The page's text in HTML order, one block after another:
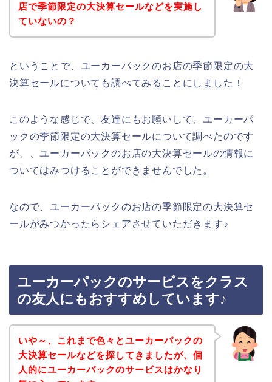
店で季節限定の大決算セールなどを実施し
ていないの？
ということで、ユーカーパックのお店の季節限定の大
決算セールについても調べてみることにしました！
このような感じで、友達にもお願いして、ユーカーパ
ックの季節限定の大決算セールについて調べたのです
が、、ユーカーパックのお店の大決算セールの情報に
ついてはみつけることができませんでした。
なので、ユーカーパックのお店の季節限定の大決算セ
ールがみつかったらシェアさせていただきます♪
ユーカーパックのサービスをクラス
の友人にもおすすめしています♪
いや～、これまで色々とユーカーパックの
大決算セールなどを探してきましたが、個
人的にユーカーパックのサービスはかなり